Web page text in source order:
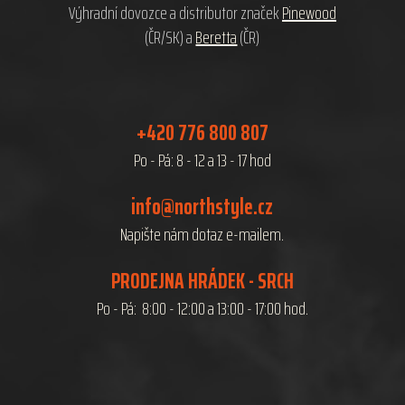
Výhradní dovozce a distributor značekPinewood
(ČR/SK) aBeretta(ČR)
+420 776 800 807
Po - Pá: 8 - 12 a 13 - 17 hod
info@northstyle.cz
Napište nám dotaz e-mailem.
PRODEJNA HRÁDEK - SRCH
Po - Pá: 8:00 - 12:00 a 13:00 - 17:00 hod.